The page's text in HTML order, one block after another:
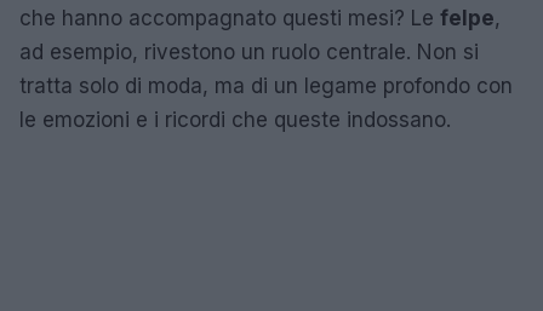
che hanno accompagnato questi mesi? Le felpe,
ad esempio, rivestono un ruolo centrale. Non si
tratta solo di moda, ma di un legame profondo con
le emozioni e i ricordi che queste indossano.